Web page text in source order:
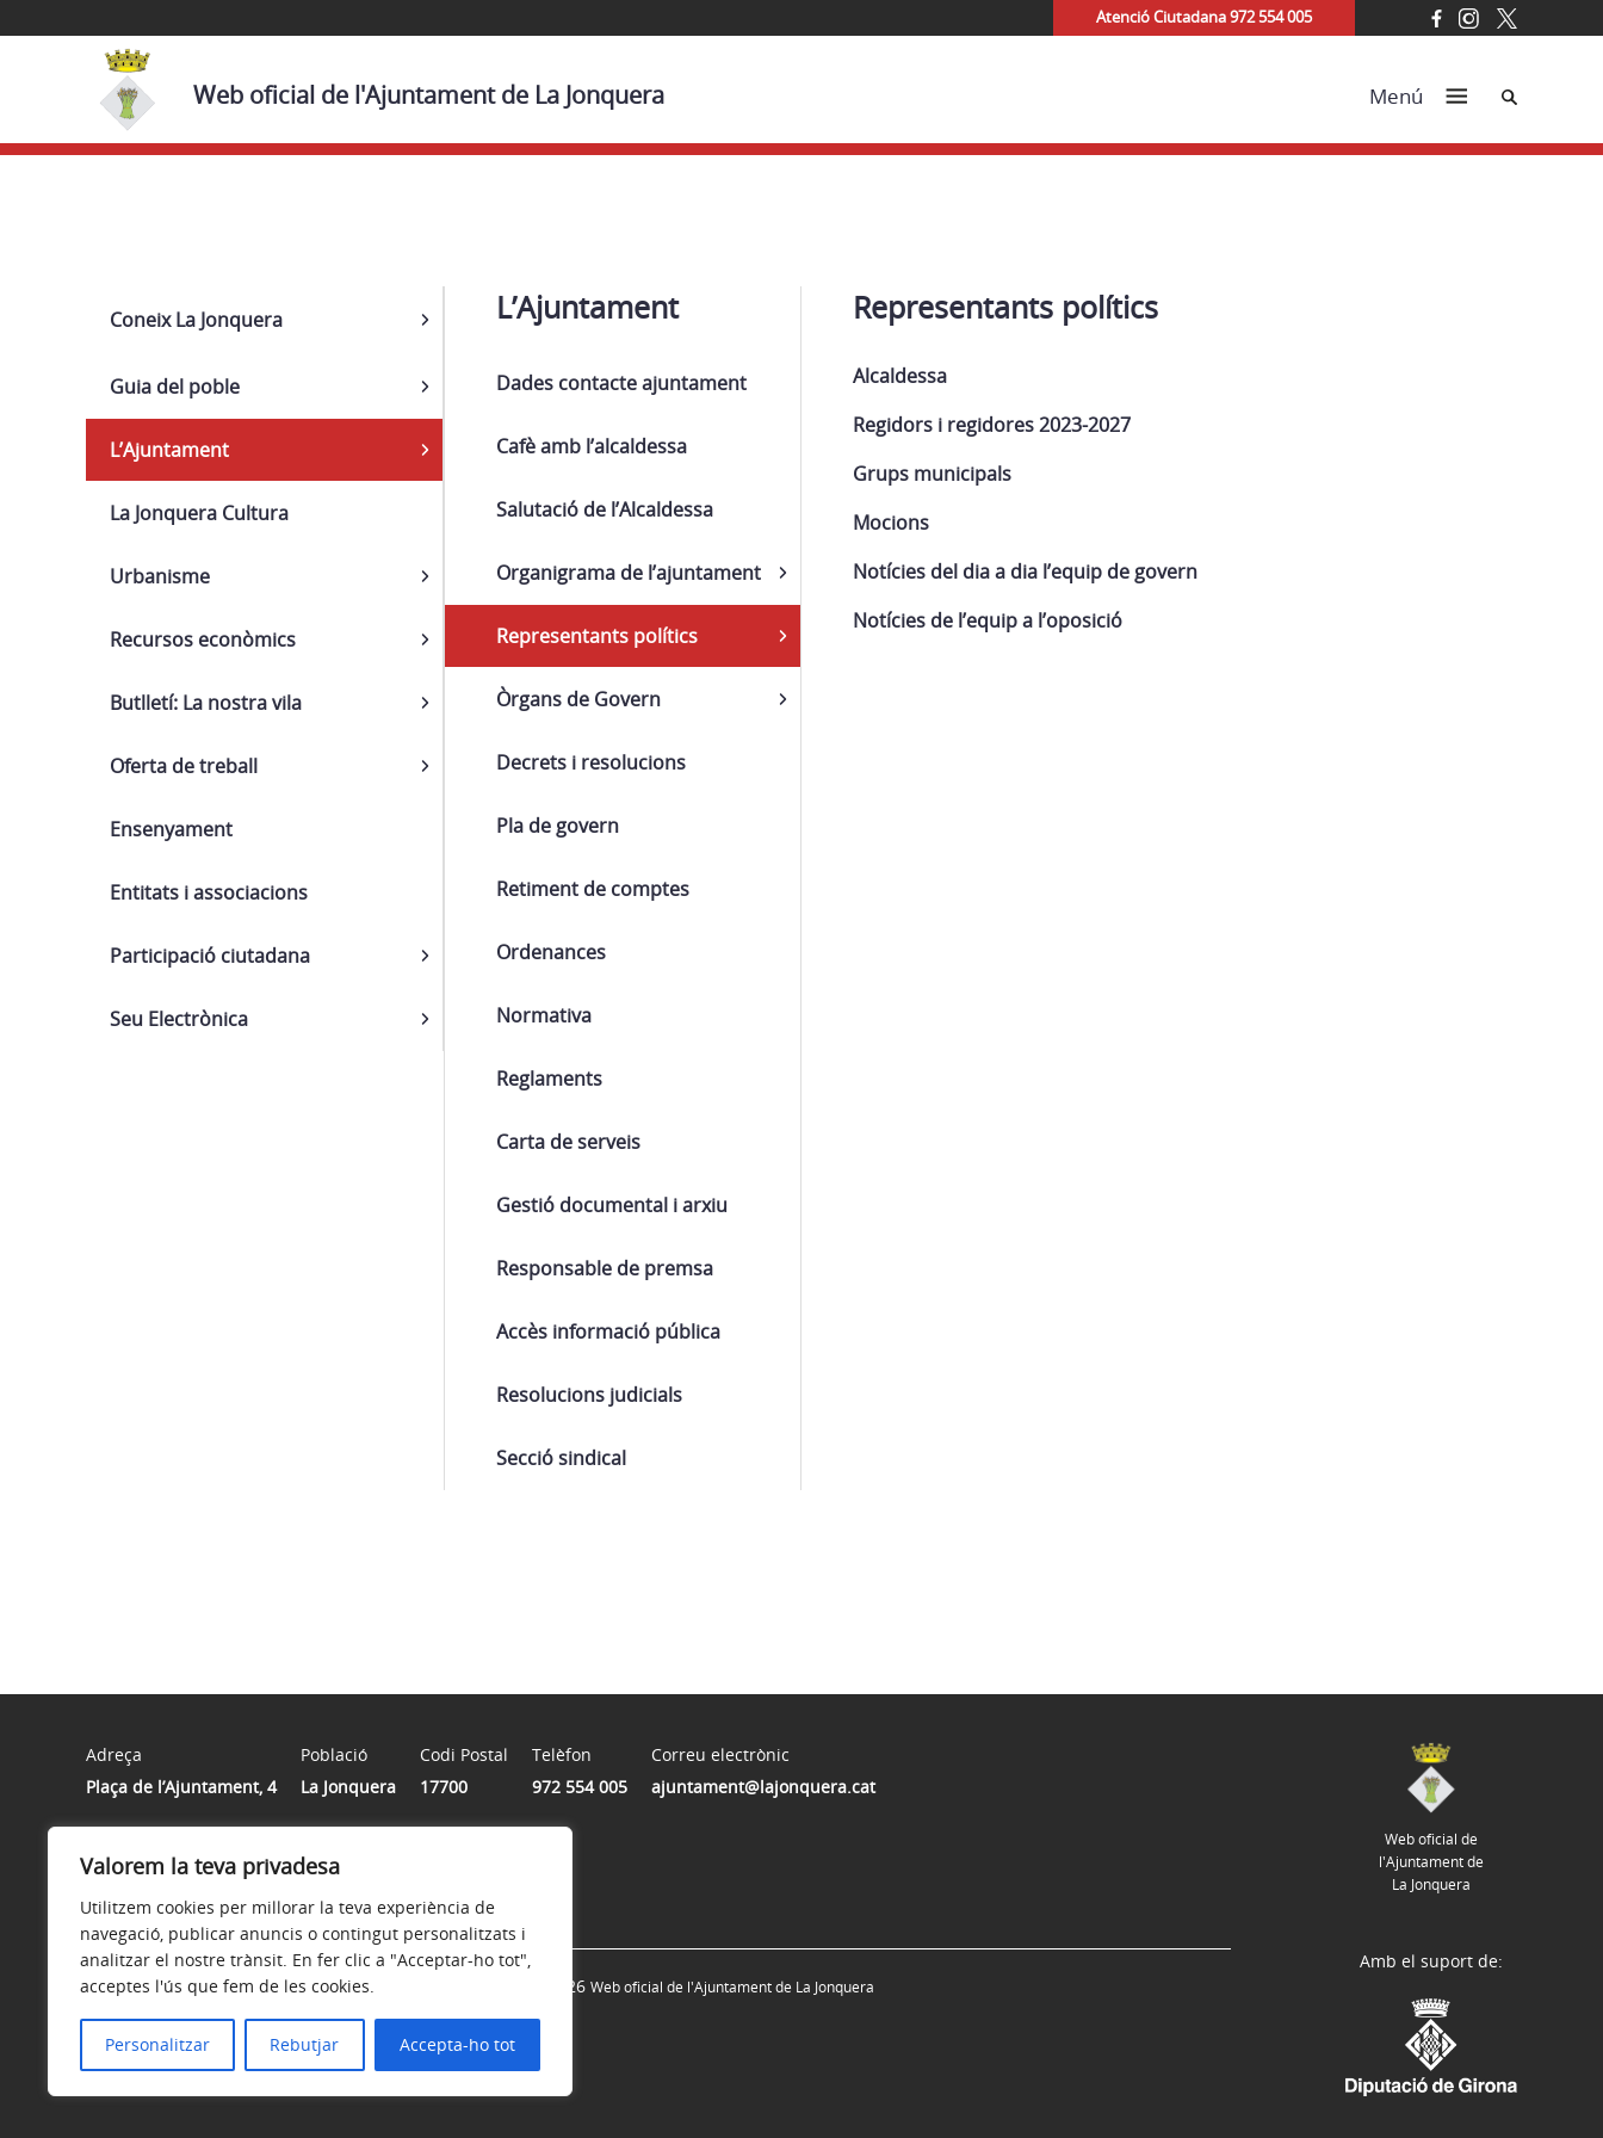
Valorem la teva privadesa
Utilitzem cookies per millorar la teva experiència de
navegació, publicar anuncis o contingut personalitzats i
analitzar el nostre trànsit. En fer clic a "Acceptar-ho tot",
acceptes l'ús que fem de les cookies.
Personalitzar Rebutjar Accepta-ho tot
Atenció Ciutadana 972 554 005
Web oficial de l'Ajuntament de La Jonquera Menú Cerca
Navega
Coneix La Jonquera
Guia del poble
L’Ajuntament
L’Ajuntament
Dades contacte ajuntament
Cafè amb l’alcaldessa
Salutació de l’Alcaldessa
Organigrama de l’ajuntament
Representants polítics
Representants polítics
Alcaldessa
Regidors i regidores 2023-2027
Grups municipals
Mocions
Notícies del dia a dia l’equip de govern
Notícies de l’equip a l’oposició
Òrgans de Govern
Decrets i resolucions
Pla de govern
Retiment de comptes
Ordenances
Normativa
Reglaments
Carta de serveis
Gestió documental i arxiu
Responsable de premsa
Accès informació pública
Resolucions judicials
Secció sindical
La Jonquera Cultura
Urbanisme
Recursos econòmics
Butlletí: La nostra vila
Oferta de treball
Ensenyament
Entitats i associacions
Participació ciutadana
Seu Electrònica
Adreça
Plaça de l’Ajuntament, 4
Població
La Jonquera
Codi Postal
17700
Telèfon
972 554 005
Correu electrònic
ajuntament@lajonquera.cat
Horari
De dilluns a divendres de 9 h a 14 h
Web oficial de
l'Ajuntament de
La Jonquera
Avís legal Política de privacitat © 2026 Web oficial de l'Ajuntament de La Jonquera
Amb el suport de: